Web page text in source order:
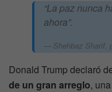
“La paz nunca
ahora”.
Shehbaz Sharif,
Donald Trump declaró
de un gran arreglo,